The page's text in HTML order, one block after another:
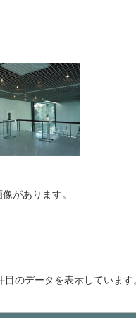
があります。
のデータを表示しています